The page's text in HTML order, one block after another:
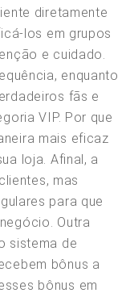
diretamente
los em grupos
e cuidado.
enquanto
fãs e
VIP. Por que
mais eficaz
loja. Afinal, a
mas
para que
Outra
sistema de
bônus a
bônus em